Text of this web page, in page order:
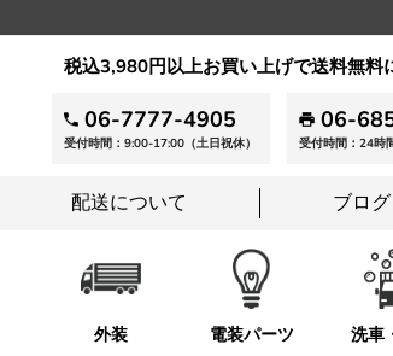
税込3,980円以上お買い上げで送料無料
06-7777-4905
受付時間：9:00-17:00（土日祝休）
06-
受付時間：24時
配送について ブログ
外装 電装パーツ 洗車